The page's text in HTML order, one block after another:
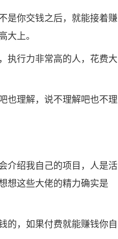
你交钱之后，就能接着赚
上。
行力非常高的人，花费大
理解，说不理解吧也不理
绍我自己的项目，人是活
想这些大佬的精力确实是
，如果付费就能赚钱你自